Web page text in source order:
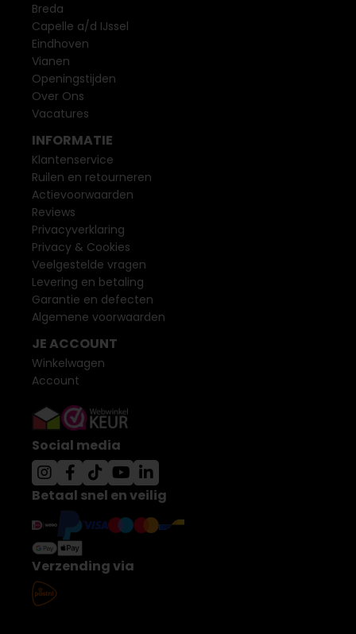
Breda
Capelle a/d IJssel
Eindhoven
Vianen
Openingstijden
Over Ons
Vacatures
INFORMATIE
Klantenservice
Ruilen en retourneren
Actievoorwaarden
Reviews
Privacyverklaring
Privacy & Cookies
Veelgestelde vragen
Levering en betaling
Garantie en defecten
Algemene voorwaarden
JE ACCOUNT
Winkelwagen
Account
Social media
Betaal snel en veilig
Verzending via